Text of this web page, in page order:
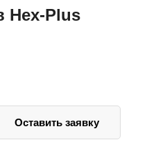
Hex-Plus
Оставить заявку